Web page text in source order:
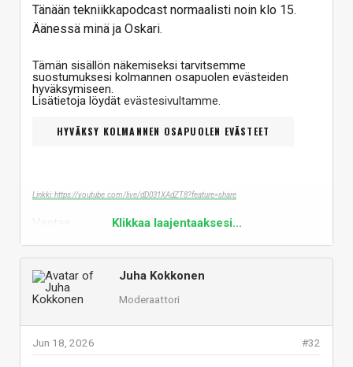
Tänään tekniikkapodcast normaalisti noin klo 15.
Äänessä minä ja Oskari.
Tämän sisällön näkemiseksi tarvitsemme
suostumuksesi kolmannen osapuolen evästeiden
hyväksymiseen.
Lisätietoja löydät evästesivultamme
HYVÄKSY KOLMANNEN OSAPUOLEN EVÄSTEET
Linkki: https://youtube.com/live/dD031XAdZT8?feature=share
Klikkaa laajentaaksesi...
Juha Kokkonen
Moderaattori
#32
Jun 18, 2026